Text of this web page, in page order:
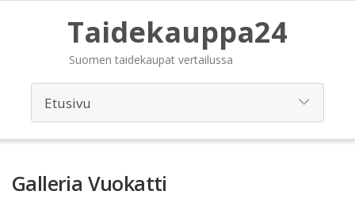
Taidekauppa24
Suomen taidekaupat vertailussa
Galleria Vuokatti